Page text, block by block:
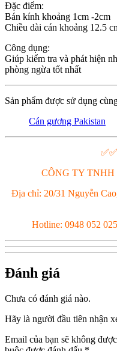
Đặc điểm:
Bán kính khoảng 1cm -2cm
Chiều dài cán khoảng 12.5
Công dụng:
Giúp kiểm tra và phát hiện
phòng ngừa tốt nhất
Sản phẩm được sử dụng
Cán gương Pakistan
CÔNG TY
Địa chỉ: 20/31 Nguyễn
Hotline: 0948 052
Đánh giá
Chưa có đánh giá nào.
Hãy là người đầu tiên nhận
Email của bạn sẽ không